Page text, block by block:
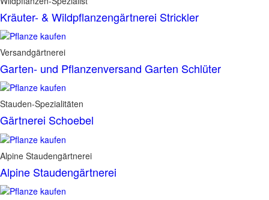
Kräuter- & Wildpflanzengärtnerei Strickler
Versandgärtnerei
Garten- und Pflanzenversand Garten Schlüter
Stauden-Spezialitäten
Gärtnerei Schoebel
Alpine Staudengärtnerei
Alpine Staudengärtnerei